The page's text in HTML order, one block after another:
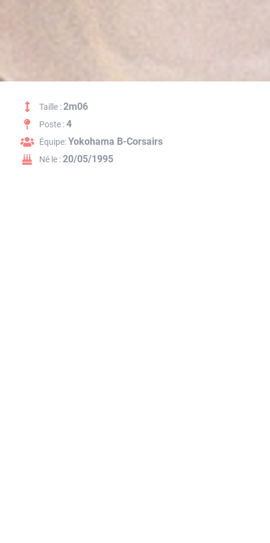
Taille :2m06
Poste :4
Équipe:Yokohama B-Corsairs
Né le :20/05/1995